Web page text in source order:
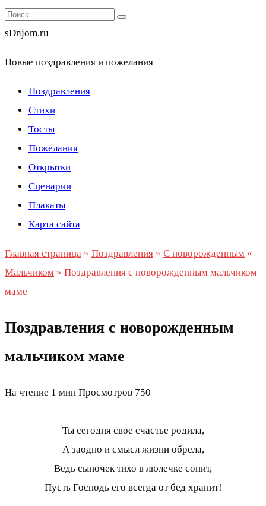
Перейти
к
Search
for:
sDnjom.ru
Новые поздравления и пожелания
Поздравления
Стихи
Тосты
Пожелания
Открытки
Сценарии
Плакаты
Карта сайта
Главная страница » Поздравления » С новорожденным »
Мальчиком » Поздравления с новорожденным мальчиком
маме
Поздравления с новорожденным
мальчиком маме
На чтение 1 мин Просмотров 750
Ты сегодня свое счастье родила,
А заодно и смысл жизни обрела,
Ведь сыночек тихо в люлечке сопит,
Пусть Господь его всегда от бед хранит!